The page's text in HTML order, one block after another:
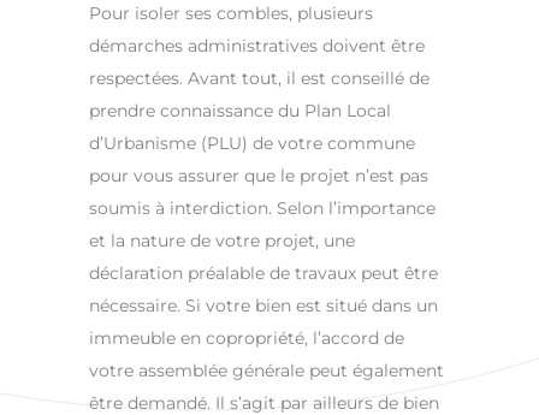
Pour isoler ses combles, plusieurs
démarches administratives doivent être
respectées. Avant tout, il est conseillé de
prendre connaissance du Plan Local
d’Urbanisme (PLU) de votre commune
pour vous assurer que le projet n’est pas
soumis à interdiction. Selon l’importance
et la nature de votre projet, une
déclaration préalable de travaux peut être
nécessaire. Si votre bien est situé dans un
immeuble en copropriété, l’accord de
votre assemblée générale peut également
être demandé. Il s’agit par ailleurs de bien